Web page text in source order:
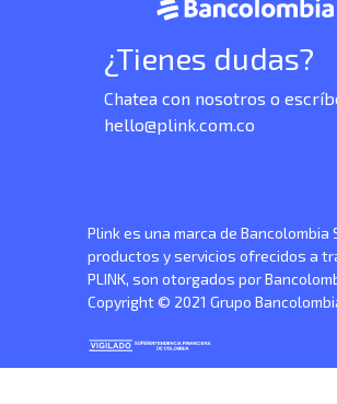
¿Tienes dudas?
Chatea con nosotros o
hello@plink.com.co
Plink es una marca de Bancolombia
productos y servicios ofrecidos a
PLINK, son otorgados por
Copyright © 2021 Grupo